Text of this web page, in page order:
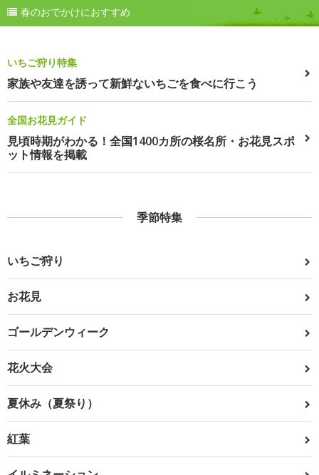
春のおでかけにおすすめ
いちご狩り特集
家族や友達を誘って新鮮ないちごを食べに行こう
全国お花見ガイド
見頃時期がわかる！全国1400カ所の桜名所・お花見スポ
ット情報を掲載
季節特集
いちご狩り
お花見
ゴールデンウィーク
花火大会
夏休み（夏祭り）
紅葉